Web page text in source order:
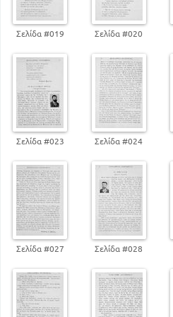
Ηθικά διηγήματα
Πατριωτικές διηγήσεις
Ρητορικά εγκώμια
Επικά ποιήματα
Χορικά
Σελίδα #019 Σελίδα #020
Σελίδα #023 Σελίδα #024
Σελίδα #027 Σελίδα #028